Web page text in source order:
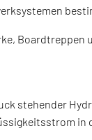
Boardtreppen
stehender